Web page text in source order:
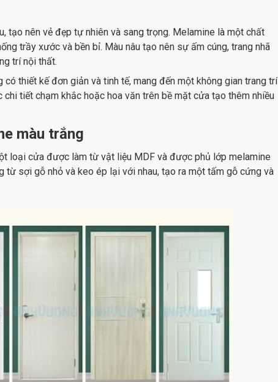
tạo nên vẻ đẹp tự nhiên và sang trọng. Melamine là một chất
trầy xước và bền bỉ. Màu nâu tạo nên sự ấm cúng, trang nhã
trí nội thất.
thiết kế đơn giản và tinh tế, mang đến một không gian trang trí
chi tiết chạm khắc hoặc hoa văn trên bề mặt cửa tạo thêm nhiều
màu trắng
loại cửa được làm từ vật liệu MDF và được phủ lớp melamine
từ sợi gỗ nhỏ và keo ép lại với nhau, tạo ra một tấm gỗ cứng và